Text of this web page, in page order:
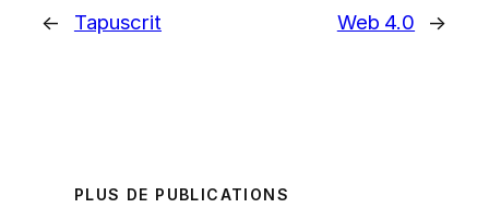
← Tapuscrit Web 4.0 →
PLUS DE PUBLICATIONS